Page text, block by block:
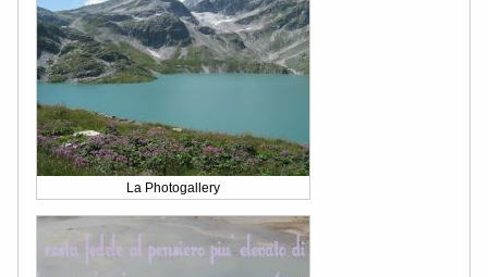
La Photogallery